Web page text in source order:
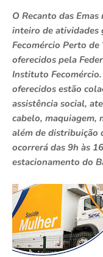
O Recanto das
inteiro de atividades
Fecomércio Perto de
oferecidos pela
Instituto
oferecidos estão
assistência social,
cabelo, maquiagem,
além de distribuição
ocorrerá das 9h às
estacionamento do